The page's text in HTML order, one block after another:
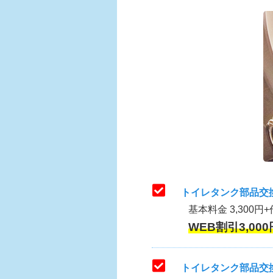
トイレタンク部品
基本料金 3,300円
WEB割引
トイレタンク部品